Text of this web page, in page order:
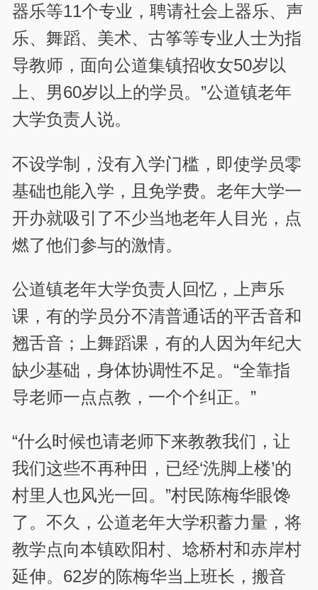
器乐等11个专业，聘请社会上器乐、声
乐、舞蹈、美术、古筝等专业人士为指
导教师，面向公道集镇招收女50岁以
上、男60岁以上的学员。”公道镇老年
大学负责人说。
不设学制，没有入学门槛，即使学员零
基础也能入学，且免学费。老年大学一
开办就吸引了不少当地老年人目光，点
燃了他们参与的激情。
公道镇老年大学负责人回忆，上声乐
课，有的学员分不清普通话的平舌音和
翘舌音；上舞蹈课，有的人因为年纪大
缺少基础，身体协调性不足。“全靠指
导老师一点点教，一个个纠正。”
“什么时候也请老师下来教教我们，让
我们这些不再种田，已经‘洗脚上楼’的
村里人也风光一回。”村民陈梅华眼馋
了。不久，公道老年大学积蓄力量，将
教学点向本镇欧阳村、埝桥村和赤岸村
延伸。62岁的陈梅华当上班长，搬音